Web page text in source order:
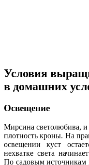
Условия
в домашних
Освещение
Мирсина светолюбива, и
плотность кроны. На
освещении куст
нехватке света
По садовым источникам